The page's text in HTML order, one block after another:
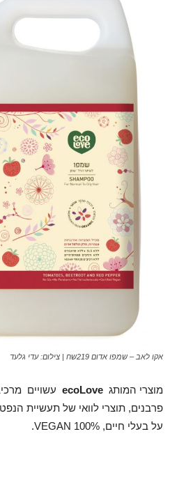
אקו לאב – שמפו אדום 219שח | צילום: עדי גלעד
מוצרי המותג ecoLove
פרבנים, תוצרי לוואי של תעשיית
על בעלי חיים, VEGAN 100%.